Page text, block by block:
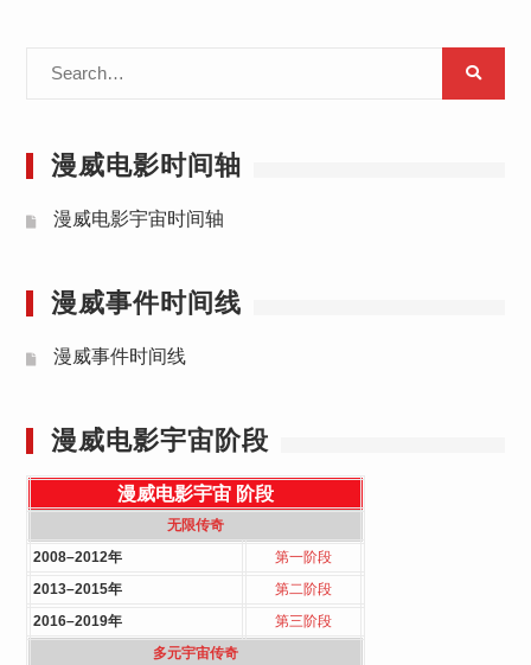
漫威电影时间轴
漫威电影宇宙时间轴
漫威事件时间线
漫威事件时间线
漫威电影宇宙阶段
漫威电影宇宙 阶段
无限传奇
2008–2012年
第一阶段
2013–2015年
第二阶段
2016–2019年
第三阶段
多元宇宙传奇